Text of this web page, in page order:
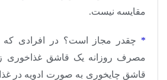
مقایسه نیست.
* چقدر مجاز است؟ در افرادی که
مصرف روزانه یک قاشق غذاخوری
قاشق چایخوری به صورت ادویه در